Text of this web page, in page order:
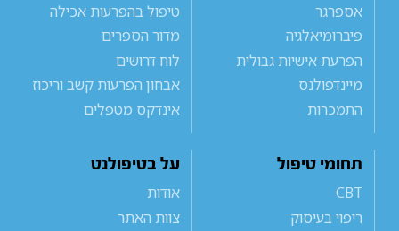
אספרגר
פיברומיאלגיה
הפרעת אישיות גבולית
מיינדפולנס
התמכרות
טיפול בהפרעות אכילה
מדור הספרים
לוח דרושים
אבחון הפרעות קשב וריכוז
אינדקס מטפלים
תחומי טיפול
CBT
ריפוי בעיסוק
על בטיפולנט
אודות
צוות האתר